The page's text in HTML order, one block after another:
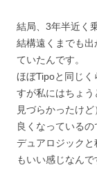
結局、3年半近く
結構遠くまでも
ていたんです。
ほぼTipoと同じ
すが私にはちょ
見づらかったけ
良くなっているの
デュアロジック
もいい感じなん